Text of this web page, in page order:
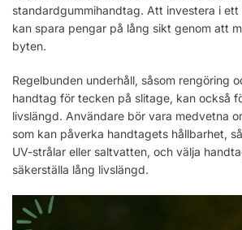
standardgummihandtag. Att investera i
kan spara pengar på lång sikt genom att
byten.
Regelbunden underhåll, såsom rengöring
handtag för tecken på slitage, kan också
livslängd. Användare bör vara medvetna
som kan påverka handtagets hållbarhet,
UV-strålar eller saltvatten, och välja
säkerställa lång livslängd.